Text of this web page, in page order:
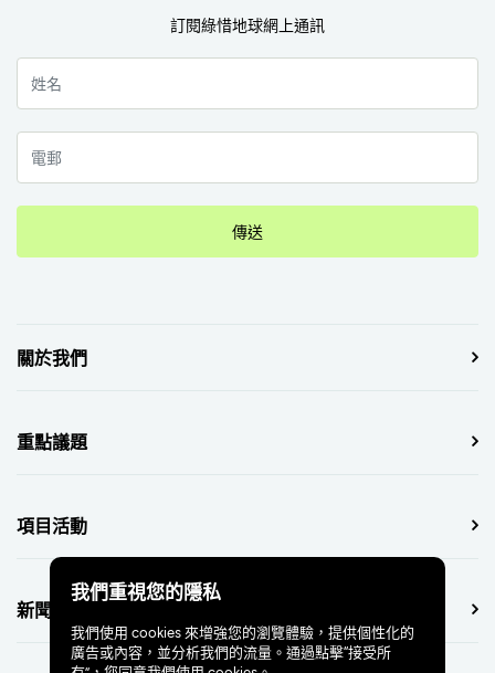
訂閱綠惜地球網上通訊
傳送
關於我們
重點議題
項目活動
新聞中心
我們重視您的隱私
我們使用 cookies 來增強您的瀏覽體驗，提供個性化的
廣告或內容，並分析我們的流量。通過點擊“接受所